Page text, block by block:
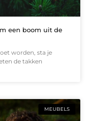
een boom uit de
worden, sta je
de takken
MEUBELS